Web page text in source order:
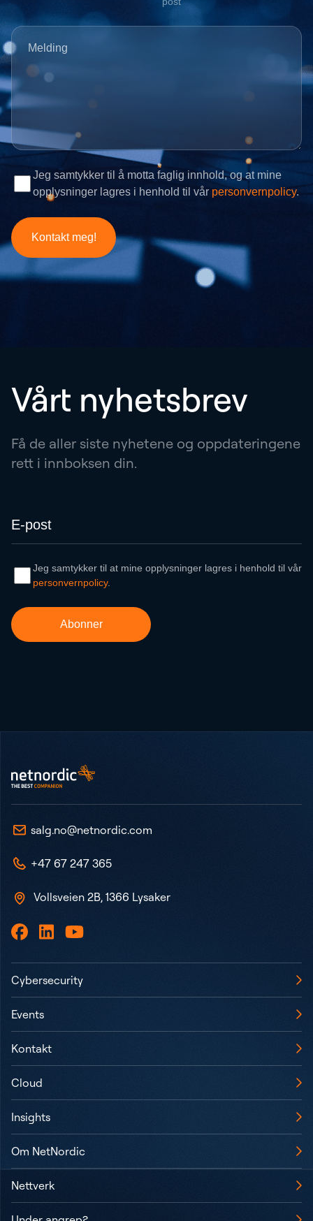
Vårt nyhetsbrev
Få de aller siste nyhetene og oppdateringene
rett i innboksen din.
NetNordic Norway
salg.no@netnordic.com
+47 67 247 365
Vollsveien 2B, 1366 Lysaker
Cybersecurity
Events
Kontakt
Cloud
Insights
Om NetNordic
Nettverk